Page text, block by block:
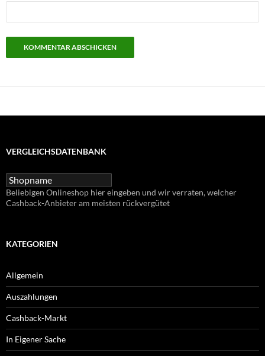
VERGLEICHSDATENBANK
Beliebigen Onlineshop hier eingeben und wir verraten, welcher
Cashback-Anbieter am meisten rückvergütet
KATEGORIEN
Allgemein
Auszahlungen
Cashback-Markt
In Eigener Sache